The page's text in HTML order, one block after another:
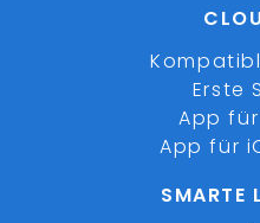
Erste
App
App für
SMARTE